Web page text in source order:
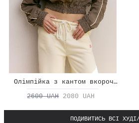
Олімпійка з кантом вкорочена
2600 UAH 2080 UAH
ПОДИВИТИСЬ ВСІ